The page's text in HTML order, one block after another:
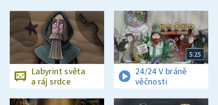
Labyrint světa
a ráj srdce
5:25
24/24 V bráně
věčnosti